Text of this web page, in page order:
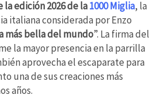
la edición 2026 de la1000 Miglia, la
italiana considerada por Enzo
más bella del mundo”. La firma del
la mayor presencia en la parrilla
aprovecha el escaparate para
una de sus creaciones más
años.